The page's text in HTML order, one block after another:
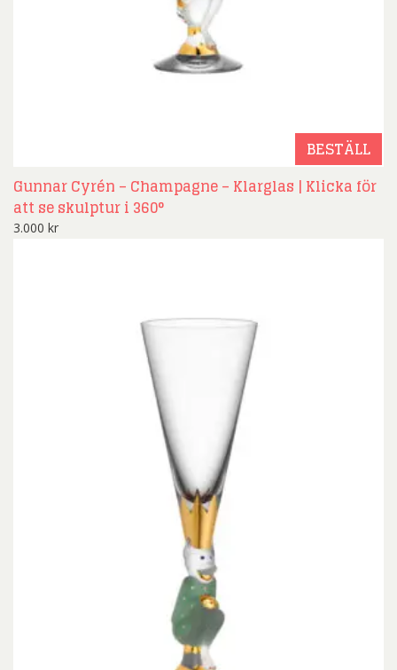
BESTÄLL
Gunnar Cyrén – Champagne – Klarglas | Klicka för
att se skulptur i 360°
3.000 kr